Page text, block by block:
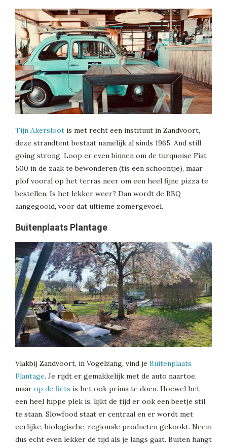
Tijn Akersloot is met recht een instituut in Zandvoort,
deze strandtent bestaat namelijk al sinds 1965. And still
going strong. Loop er even binnen om de turquoise Fiat
500 in de zaak te bewonderen (tis een schoontje), maar
plof vooral op het terras neer om een heel fijne pizza te
bestellen. Is het lekker weer? Dan wordt de BBQ
aangegooid, voor dat ultieme zomergevoel.
Buitenplaats Plantage
Vlakbij Zandvoort, in Vogelzang, vind je Buitenplaats
Plantage. Je rijdt er gemakkelijk met de auto naartoe,
maar op de fiets is het ook prima te doen. Hoewel het
een heel hippe plek is, lijkt de tijd er ook een beetje stil
te staan. Slowfood staat er centraal en er wordt met
eerlijke, biologische, regionale producten gekookt. Neem
dus echt even lekker de tijd als je langs gaat. Buiten hangt